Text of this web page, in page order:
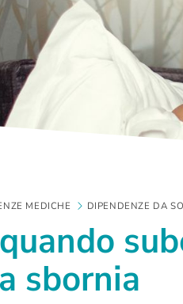
MEDICHE DIPENDENZE DA
sbornia